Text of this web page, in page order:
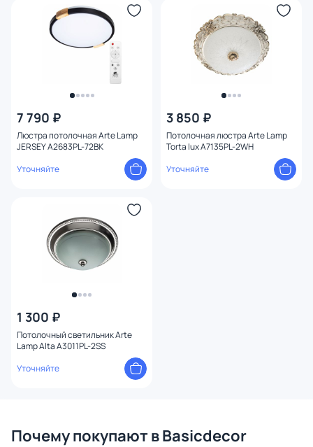
7 790 ₽
Люстра потолочная Arte Lamp
JERSEY A2683PL-72BK
Уточняйте
3 850 ₽
Потолочная люстра Arte Lamp
Torta lux A7135PL-2WH
Уточняйте
1 300 ₽
Потолочный светильник Arte
Lamp Alta A3011PL-2SS
Уточняйте
Почему покупают в Basicdecor